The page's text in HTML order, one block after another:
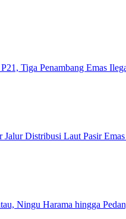
Tiga Penambang Emas
Jalur Distribusi Laut Pasir
Ningu Harama hingga